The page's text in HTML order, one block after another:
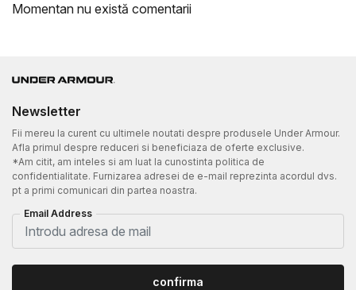
Momentan nu există comentarii
Newsletter
Fii mereu la curent cu ultimele noutati despre produsele Under Armour.
Afla primul despre reduceri si beneficiaza de oferte exclusive.
*Am citit, am inteles si am luat la cunostinta politica de
confidentialitate. Furnizarea adresei de e-mail reprezinta acordul dvs.
pt a primi comunicari din partea noastra.
Email Address
confirma